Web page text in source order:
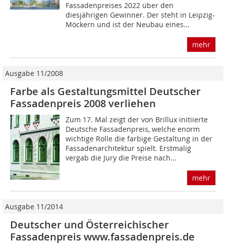
Fassadenpreises 2022 über den
diesjährigen Gewinner. Der steht in Leipzig-
Möckern und ist der Neubau eines...
mehr
Ausgabe 11/2008
Farbe als Gestaltungsmittel Deutscher
Fassadenpreis 2008 verliehen
Zum 17. Mal zeigt der von Brillux initiierte
Deutsche Fassadenpreis, welche enorm
wichtige Rolle die farbige Gestaltung in der
Fassadenarchitektur spielt. Erstmalig
vergab die Jury die Preise nach...
mehr
Ausgabe 11/2014
Deutscher und Österreichischer
Fassadenpreis www.fassadenpreis.de